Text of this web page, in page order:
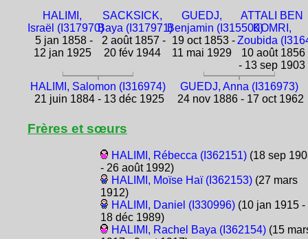
HALIMI,
Israël (I317970)
5 jan 1858 -
12 jan 1925
SACKSICK,
Baya (I317971)
2 août 1857 -
20 fév 1944
GUEDJ,
Benjamin (I315500)
19 oct 1853 -
11 mai 1929
ATTALI BEN
KOMRI,
Zoubida
10 août 1856
- 13 sep 1903
HALIMI, Salomon (I316974)
21 juin 1884 - 13 déc 1925
GUEDJ, Anna (I316973)
24 nov 1886 - 17 oct 1962
Frères et sœurs
HALIMI, Rébecca (I362151)(18 sep
- 26 août 1992)
HALIMI, Moïse Haï (I362153)(27 mars
1912)
HALIMI, Daniel (I330996)(10 jan 1915 -
18 déc 1989)
HALIMI, Rachel Baya (I362154)(15